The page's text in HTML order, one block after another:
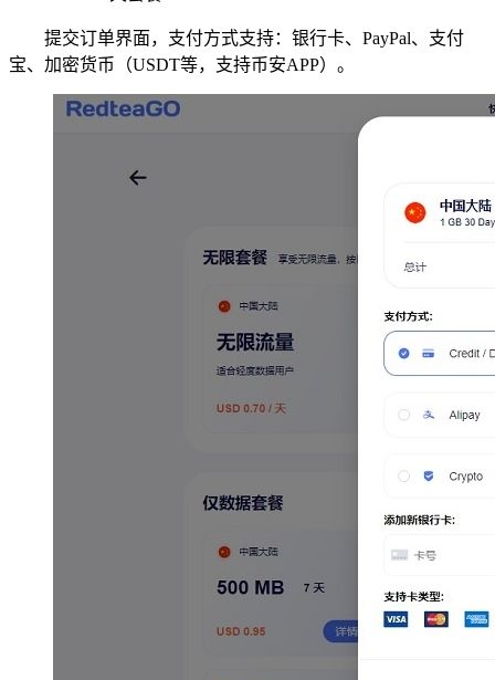
提交订单界面，支付方式支持：银行卡、PayPal、支付
宝、加密货币（USDT等，支持币安APP）。